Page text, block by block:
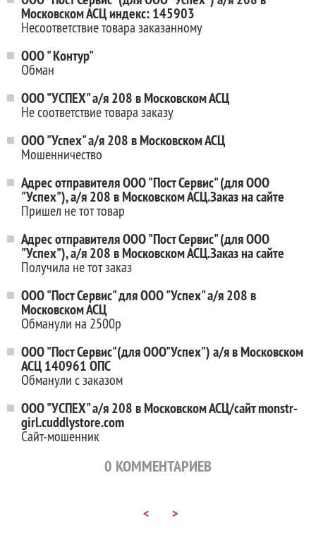
Московском АСЦ индекс: 145903
Несоответствие товара заказанному
ООО " Контур"
Обман
ООО "УСПЕХ" а/я 208 в Московском АСЦ
Не соответствие товара заказу
ООО "Успех" а/я 208 в Московском АСЦ
Мошенничество
Адрес отправителя ООО "Пост Сервис" (для ООО
"Успех"), а/я 208 в Московском АСЦ.Заказ на сайте
Пришел не тот товар
Адрес отправителя ООО "Пост Сервис" (для ООО
"Успех"), а/я 208 в Московском АСЦ.Заказ на сайте
Получила не тот заказ
ООО "Пост Сервис" для ООО "Успех" а/я 208 в
Московском АСЦ
Обманули на 2500р
ООО "Пост Сервис"(для ООО"Успех") а/я в Московском
АСЦ 140961 ОПС
Обманули с заказом
ООО "УСПЕХ" а/я 208 в Московском АСЦ/сайт monstr-
girl.cuddlystore.com
Сайт-мошенник
0 КОММЕНТАРИЕВ
< >